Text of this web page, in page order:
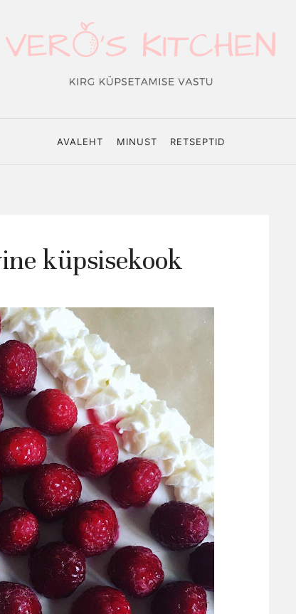
AVALEHT MINUST RETSEPTID
küpsisekook